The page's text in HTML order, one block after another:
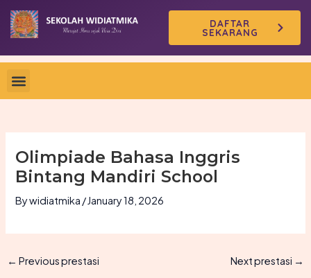
Skip
content
DAFTAR
SEKARANG
Olimpiade Bahasa Inggris
Bintang Mandiri School
Bywidiatmika /January 18, 2026
← Previous prestasi Next prestasi →